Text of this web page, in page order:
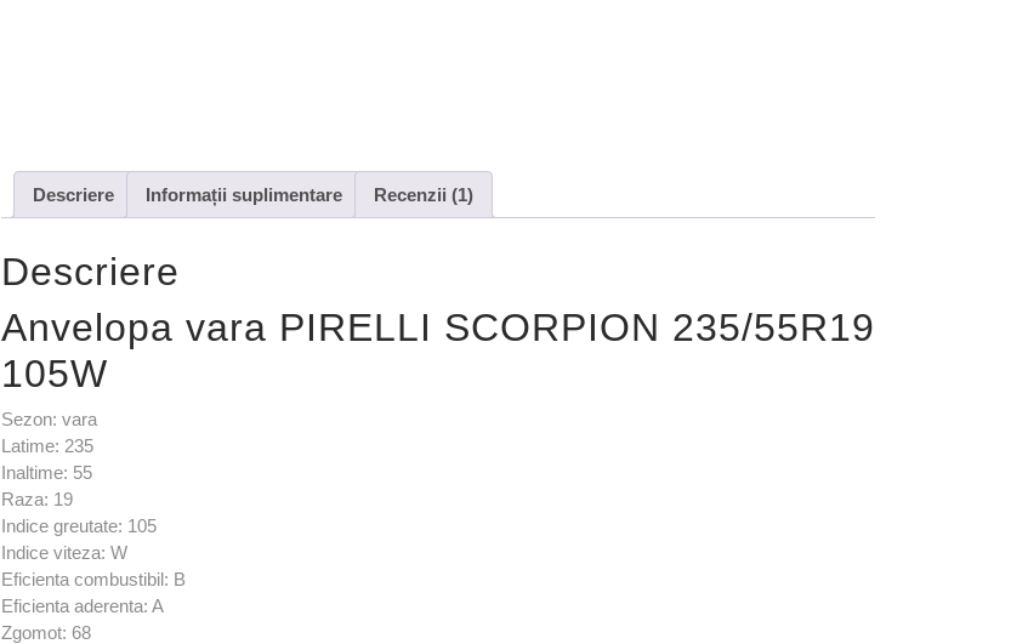
Descriere Informații suplimentare Recenzii (1)
Descriere
Anvelopa vara PIRELLI SCORPION 235/55R19
105W
Sezon: vara
Latime: 235
Inaltime: 55
Raza: 19
Indice greutate: 105
Indice viteza: W
Eficienta combustibil: B
Eficienta aderenta: A
Zgomot: 68